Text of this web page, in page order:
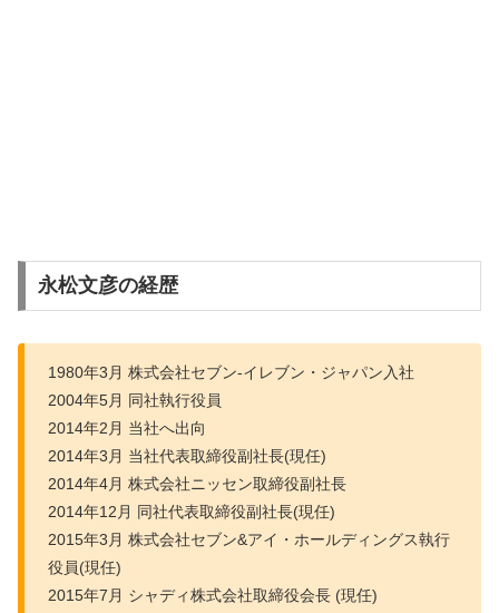
永松文彦の経歴
1980年3月 株式会社セブン-イレブン・ジャパン入社
2004年5月 同社執行役員
2014年2月 当社へ出向
2014年3月 当社代表取締役副社長(現任)
2014年4月 株式会社ニッセン取締役副社長
2014年12月 同社代表取締役副社長(現任)
2015年3月 株式会社セブン&アイ・ホールディングス執行
役員(現任)
2015年7月 シャディ株式会社取締役会長 (現任)